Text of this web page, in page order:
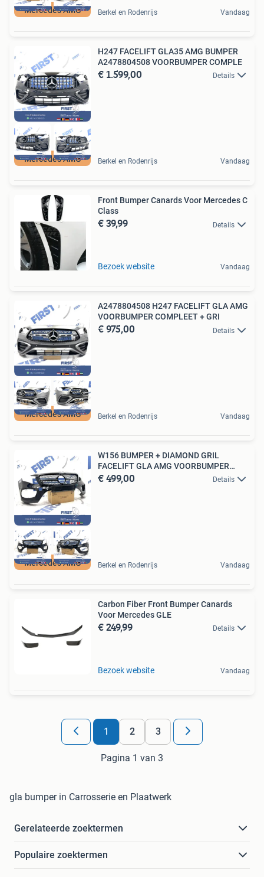
Mercedes AMG Berkel en Rodenrijs Vandaag
Mercedes AMG
H247 FACELIFT GLA35 AMG BUMPER
A2478804508 VOORBUMPER COMPLE
€ 1.599,00 Details
Berkel en Rodenrijs Vandaag
Front Bumper Canards Voor Mercedes C
Class
€ 39,99 Details
Bezoek website Vandaag
Mercedes AMG
A2478804508 H247 FACELIFT GLA AMG
VOORBUMPER COMPLEET + GRI
€ 975,00 Details
Berkel en Rodenrijs Vandaag
Mercedes AMG
W156 BUMPER + DIAMOND GRIL
FACELIFT GLA AMG VOORBUMPER
ZWART
€ 499,00 Details
Berkel en Rodenrijs Vandaag
Carbon Fiber Front Bumper Canards
Voor Mercedes GLE
€ 249,99 Details
Bezoek website Vandaag
1 2 3
Pagina 1 van 3
gla bumper in Carrosserie en Plaatwerk
Gerelateerde zoektermen
Populaire zoektermen